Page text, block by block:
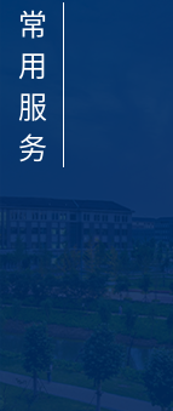
常
用
服
务